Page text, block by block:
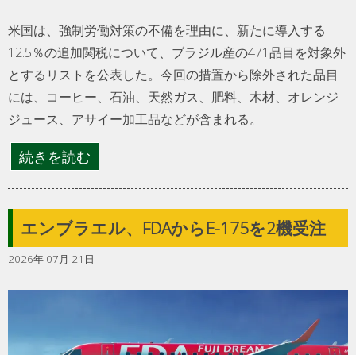
米国は、強制労働対策の不備を理由に、新たに導入する
12.5％の追加関税について、ブラジル産の471品目を対象外
とするリストを公表した。今回の措置から除外された品目
には、コーヒー、石油、天然ガス、肥料、木材、オレンジ
ジュース、アサイー加工品などが含まれる。
続きを読む
エンブラエル、FDAからE-175を2機受注
2026年 07月 21日